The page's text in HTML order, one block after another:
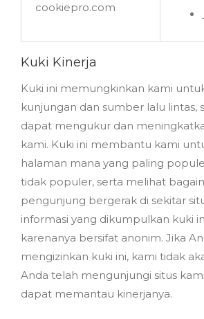
cookiepro.com
Kuki Kinerja
Kuki ini memungkinkan kami
kunjungan dan sumber lalu lintas,
dapat mengukur dan
kami. Kuki ini membantu kami
halaman mana yang paling
tidak populer, serta melihat
pengunjung bergerak di sekitar
informasi yang dikumpulkan kuki
karenanya bersifat anonim. Jika
mengizinkan kuki ini, kami tidak
Anda telah mengunjungi situs
dapat memantau kinerjanya.